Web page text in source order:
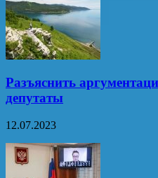
Разъяснить
депутаты
12.07.2023